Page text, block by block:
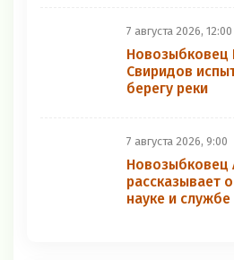
7 августа 2026, 12:00
Новозыбковец
Свиридов
берегу реки
7 августа 2026, 9:00
Новозыбковец
рассказывает
науке и службе